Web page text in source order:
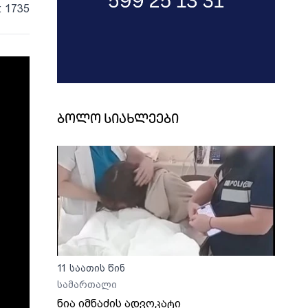
1735
ბოლო სიახლეები
11 საათის წინ
სამართალი
ნია იმნაძის ადვოკატი